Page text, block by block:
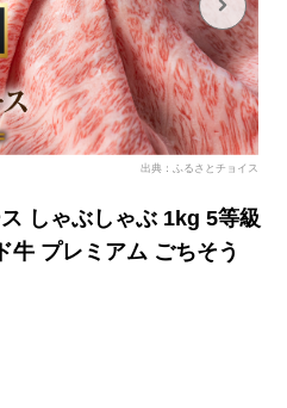
出典：ふるさとチョイス
しゃぶしゃぶ 1kg 5等級
牛 プレミアム ごちそう